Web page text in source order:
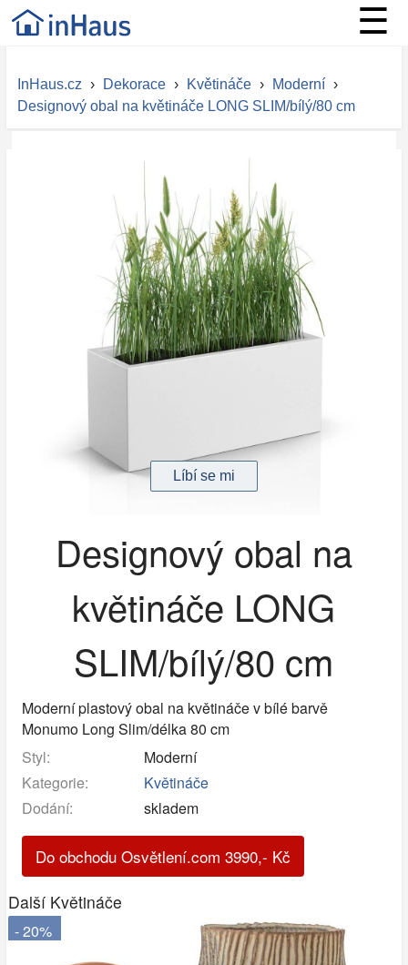
☰
InHaus.cz › Dekorace › Květináče › Moderní ›
Designový obal na květináče LONG SLIM/bílý/80 cm
Designový obal na
květináče LONG
SLIM/bílý/80 cm
Moderní plastový obal na květináče v bílé barvě
Monumo Long Slim/délka 80 cm
Styl:
Moderní
Kategorie:
Květináče
Dodání:
skladem
Do obchodu Osvětlení.com 3990,- Kč
Další Květináče
- 20%